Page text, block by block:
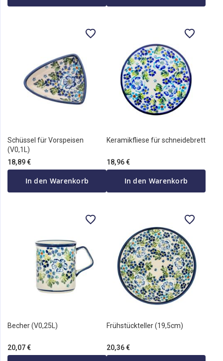
Schüssel für Vorspeisen
(V0,1L)
18,89 €
In den Warenkorb
Keramikfliese für schneidebrett
18,96 €
In den Warenkorb
Becher (V0,25L)
20,07 €
Frühstückteller (19,5cm)
20,36 €